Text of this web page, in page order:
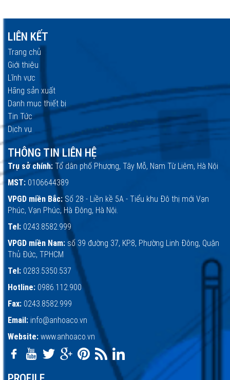
LIÊN KẾT
Trang chủ
Giới thiệu
Lĩnh vực
Hãng sản xuất
Danh mục thiết bị
Tin Tức
Dịch vụ
THÔNG TIN LIÊN HỆ
Trụ sở chính: Tổ dân phố Phượng, Tây Mỗ, Nam Từ Liêm, Hà Nội
MST: 0106644389
VPGD miền Bắc:Số 28 - Liền kề 5A - Tiểu khu Đô thị mới Vạn
Phúc, Vạn Phúc, Hà Đông, Hà Nội.
Tel: 0243.8582.999
VPGD miền Nam: số 39 đường 37, KP.8, Phường Linh Đông, Quận
Thủ Đức, TPHCM
Tel: 0283.5350.537
Hotline: 0986.112.900
Fax: 0243.8582.999
Email: info@anhoaco.vn
Website: www.anhoaco.vn